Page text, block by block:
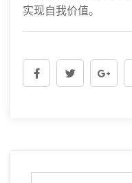
实现自我价值。